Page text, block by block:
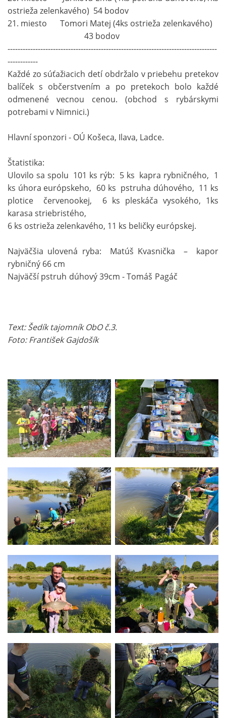
ostrieža zelenkavého) 54 bodov
21. miesto Tomori Matej (4ks ostrieža zelenkavého)
43 bodov
-----------------------------------------------------------------------------------
------------
Každé zo súťažiacich detí obdržalo v priebehu pretekov
balíček s občerstvením a po pretekoch bolo každé
odmenené vecnou cenou. (obchod s rybárskymi
potrebami v Nimnici.)
Hlavní sponzori - OÚ Košeca, Ilava, Ladce.
Štatistika:
Ulovilo sa spolu 101 ks rýb: 5 ks kapra rybničného, 1
ks úhora európskeho, 60 ks pstruha dúhového, 11 ks
plotice červenookej, 6 ks pleskáča vysokého, 1ks
karasa striebristého,
6 ks ostrieža zelenkavého, 11 ks beličky európskej.
Najväčšia ulovená ryba: Matúš Kvasnička – kapor
rybničný 66 cm
Najväčší pstruh dúhový 39cm - Tomáš Pagáč
Text: Šedík tajomník ObO č.3.
Foto: František Gajdošík